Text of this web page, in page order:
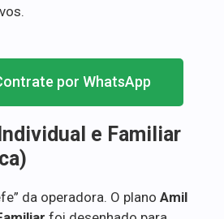
por WhatsApp
e Familiar
da operadora. O plano Amil